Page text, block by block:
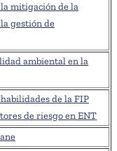
mitigación de la
gestión de
ambiental en la
de la FIP
de riesgo en ENT